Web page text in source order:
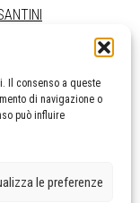
Il consenso a queste
di navigazione o
può influire
le preferenze